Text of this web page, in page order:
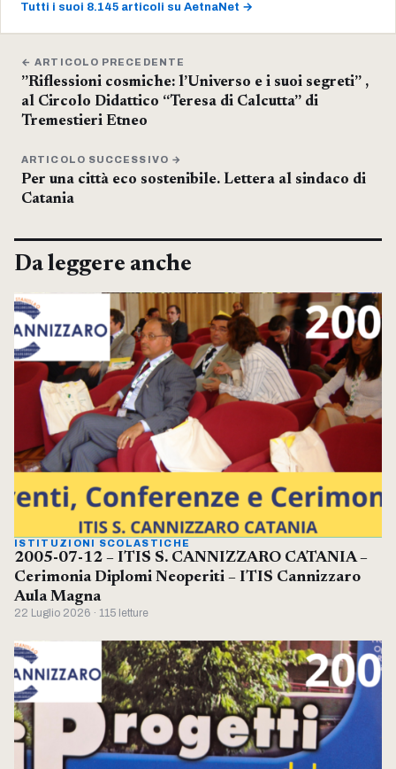
Tutti i suoi 8.145 articoli su AetnaNet →
← ARTICOLO PRECEDENTE
”Riflessioni cosmiche: l’Universo e i suoi segreti” ,
al Circolo Didattico “Teresa di Calcutta” di
Tremestieri Etneo
ARTICOLO SUCCESSIVO →
Per una città eco sostenibile. Lettera al sindaco di
Catania
Da leggere anche
ISTITUZIONI SCOLASTICHE
2005-07-12 – ITIS S. CANNIZZARO CATANIA –
Cerimonia Diplomi Neoperiti – ITIS Cannizzaro
Aula Magna
22 Luglio 2026 · 115 letture